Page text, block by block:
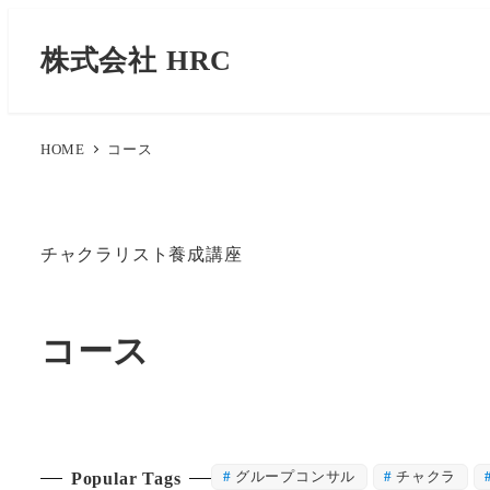
株式会社 HRC
HOME コース
チャクラリスト養成講座
コース
Popular Tags グループコンサル チャクラ